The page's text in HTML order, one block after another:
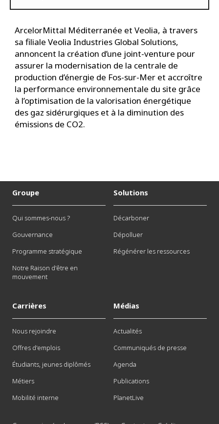
ArcelorMittal Méditerranée et Veolia, à travers
sa filiale Veolia Industries Global Solutions,
annoncent la création d’une joint-venture pour
assurer la modernisation de la centrale de
production d’énergie de Fos-sur-Mer et accroître
la performance environnementale du site grâce
à l’optimisation de la valorisation énergétique
des gaz sidérurgiques et à la diminution des
émissions de CO2.
Groupe
Qui sommes-nous ?
Gouvernance
Programme stratégique
Notre Raison d'être en
mouvement
Solutions
Décarboner
Dépolluer
Régénérer les ressources
Carrières
Nous rejoindre
Offres d'emplois
Étudiants, jeunes diplômés
Métiers
Mobilité interne
Médias
Actualités
Communiqués de presse
Agenda
Publications
PlanetLive